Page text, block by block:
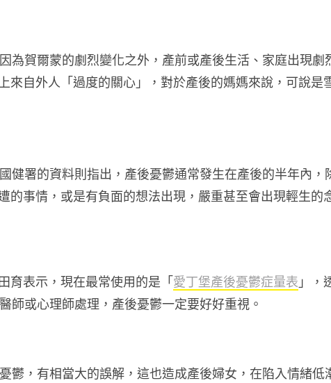
為賀爾蒙的劇烈變化之外，產前或產後生活、家庭出現劇
來自外人「過度的關心」，對於產後的媽媽來說，可說是
健署的資料則指出，產後憂鬱通常發生在產後的半年內，
的事情，或是有負面的想法出現，嚴重甚至會出現輕生的
育表示，現在最常使用的是「 愛丁堡產後憂鬱症量表 」，
師或心理師處理，產後憂鬱一定要好好重視。
鬱，有相當大的誤解，這也造成產後婦女，在陷入情緒低